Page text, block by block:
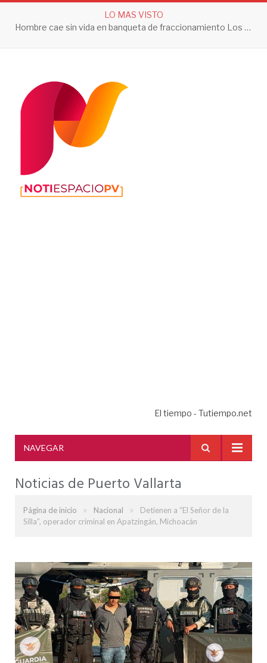
LO MAS VISTO
Hombre cae sin vida en banqueta de fraccionamiento Los Sauces en Vallarta
El tiempo - Tutiempo.net
NAVEGAR
Noticias de Puerto Vallarta
Página de inicio » Nacional »
Detienen a “El Señor de la
Silla”, operador criminal en Apatzingán, Michoacán